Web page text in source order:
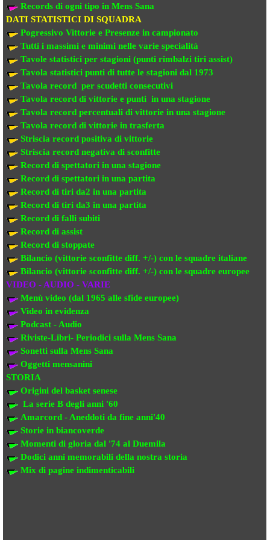
Records di ogni tipo in Mens Sana
DATI STATISTICI DI SQUADRA
Pogressivo Vittorie e Presenze in campionato
Tutti i massimi e minimi nelle varie specialità
Tavole statistici per stagioni (punti rimbalzi tiri assist)
Tavola statistici punti di tutte le stagioni dal 1973
Tavola record per scudetti consecutivi
Tavola record di vittorie e punti in una stagione
Tavola record percentuali di vittorie in una stagione
Tavola record di vittorie in trasferta
Striscia record positiva di vittorie
Striscia record negativa di sconfitte
Record di spettatori in una stagione
Record di spettatori in una partita
Record di tiri da2 in una partita
Record di tiri da3 in una partita
Record di falli subiti
Record di assist
Record di stoppate
Bilancio (vittorie sconfitte diff. +/-) con le squadre italiane
Bilancio (vittorie sconfitte diff. +/-) con le squadre europee
VIDEO - AUDIO - VARIE
Menù video (dal 1965 alle sfide europee)
Video in evidenza
Podcast - Audio
Riviste-Libri- Periodici sulla Mens Sana
Sonetti sulla Mens Sana
Oggetti mensanini
STORIA
Origini del basket senese
La serie B degli anni '60
Amarcord - Aneddoti da fine anni'40
Storie in biancoverde
Momenti di gloria dal '74 al Duemila
Dodici anni memorabili della nostra storia
Mix di pagine indimenticabili